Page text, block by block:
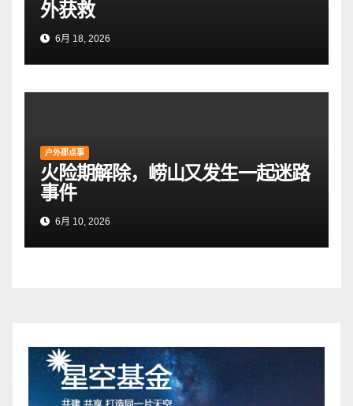
外获救
6月 18, 2026
户外那点事
火险期解除，崂山又发生一起迷路
事件
6月 10, 2026